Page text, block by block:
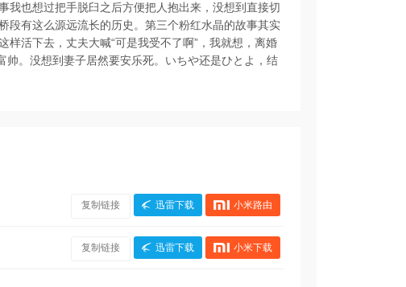
我也想过把手脱臼之后方便把人抱出来，没想到直接切
段有这么源远流长的历史。第三个粉红水晶的故事其实
活下去，丈夫大喊“可是我受不了啊”，我就想，离婚
。没想到妻子居然要安乐死。いちや还是ひとよ，结
复制链接 迅雷下载 小米路由
复制链接 迅雷下载 小米下载